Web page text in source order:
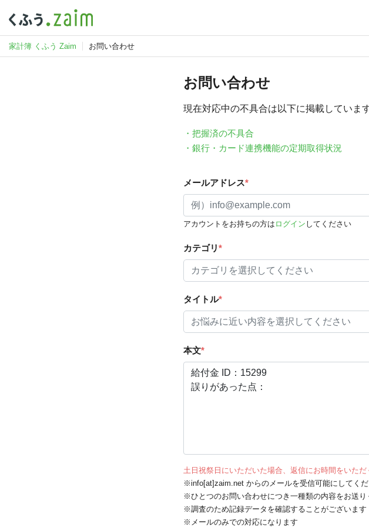
家計簿 くふう Zaim お問い合わせ
お問い合わせ
現在対応中の不具合は以下に掲載していま
・把握済の不具合
・銀行・カード連携機能の定期取得状況
メールアドレス*
アカウントをお持ちの方は ログイン してください
カテゴリ*
タイトル*
本文*
土日祝祭日にいただいた場合、返信にお時間をいただ
※info[at]zaim.net からのメールを受信可能にしてく
※ひとつのお問い合わせにつき一種類の内容をお送り
※調査のため記録データを確認することがございます
※メールのみでの対応になります